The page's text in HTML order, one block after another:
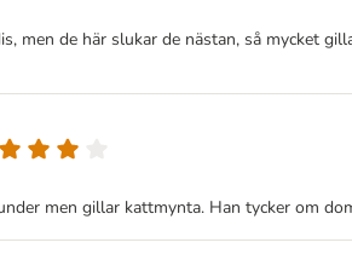
men de här slukar de nästan, så mycket
men gillar kattmynta. Han tycker om